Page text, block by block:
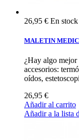
26,95 € En stock
MALETIN
¿Hay algo
accesorios:
oídos,
26,95 €
Añadir al carrito
Añadir a la lista